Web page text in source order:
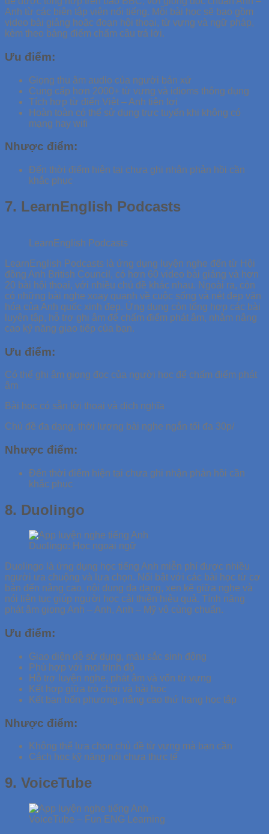
Anh từ các biên tập viên nổi tiếng. Mỗi bài học sẽ bao gồm
video bài giảng hoặc đoạn hội thoại, từ vựng và ngữ pháp,
kèm theo bảng điểm chấm câu trả lời.
Ưu điểm:
Giọng thu âm audio của người bản xứ
Cung cấp hơn 2000+ từ vựng và idioms thông dụng
Tích hợp từ điển Việt – Anh tiện lợi
Hoàn toàn có thể sử dụng trực tuyến khi không có
mạng hay wifi
Nhược điểm:
Đến thời điểm hiện tại chưa ghi nhận phản hồi cần
khắc phục
7. LearnEnglish Podcasts
LearnEnglish Podcasts
LearnEnglish Podcasts là ứng dụng luyện nghe đến từ Hội
đồng Anh British Council, có hơn 60 video bài giảng và hơn
20 bài hội thoại, với nhiều chủ đề khác nhau. Ngoài ra, còn
có những bài nghe xoay quanh về cuộc sống và nét đẹp văn
hóa của Anh quốc xinh đẹp. Ứng dụng còn tổng hợp các bài
luyện tập, hỗ trợ ghi âm để chấm điểm phát âm, nhằm nâng
cao kỹ năng giao tiếp của bạn.
Ưu điểm:
Có thể ghi âm giọng đọc của người học để chấm điểm phát
âm
Bài học có sẵn lời thoại và dịch nghĩa
Chủ đề đa dạng, thời lượng bài nghe ngắn tối đa 30p/
Nhược điểm:
Đến thời điểm hiện tại chưa ghi nhận phản hồi cần
khắc phục
8. Duolingo
Duolingo: Học ngoại ngữ
Duolingo là ứng dụng học tiếng Anh miễn phí được nhiều
người ưa chuộng và lựa chọn. Nổi bật với các bài học từ cơ
bản đến nâng cao, nội dung đa dạng, xen kẽ giữa nghe và
nói liên tục giúp người học cải thiện hiệu quả. Tính năng
phát âm giọng Anh – Anh, Anh – Mỹ vô cùng chuẩn.
Ưu điểm:
Giao diện dễ sử dụng, màu sắc sinh động
Phù hợp với mọi trình độ
Hỗ trợ luyện nghe, phát âm và vốn từ vựng
Kết hợp giữa trò chơi và bài học
Kết bạn bốn phương, nâng cao thứ hạng học tập
Nhược điểm:
Không thể lựa chọn chủ đề từ vựng mà bạn cần
Cách học kỹ năng nói chưa thực tế
9. VoiceTube
VoiceTube – Fun ENG Learning